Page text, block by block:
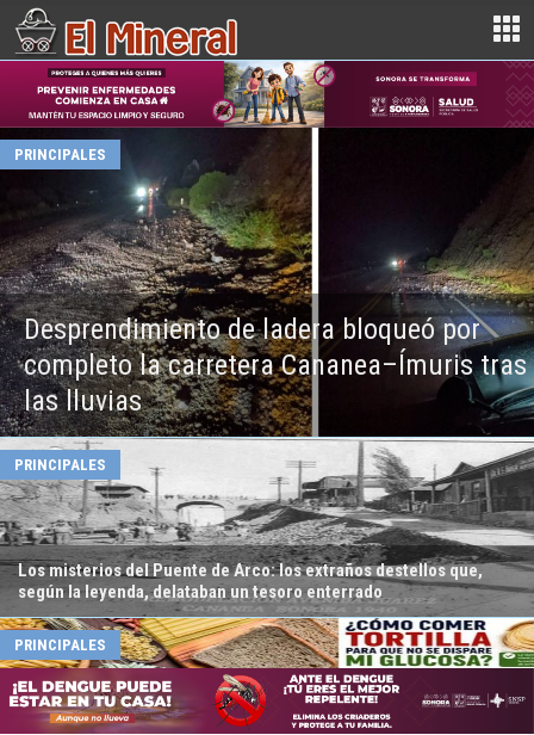
Desprendimiento de ladera bloqueó por
completo la carretera Cananea–Ímuris tras
las lluvias
PRINCIPALES
Los misterios del Puente de Arco: los extraños destellos que,
según la leyenda, delataban un tesoro enterrado
PRINCIPALES
PRINCIPALES